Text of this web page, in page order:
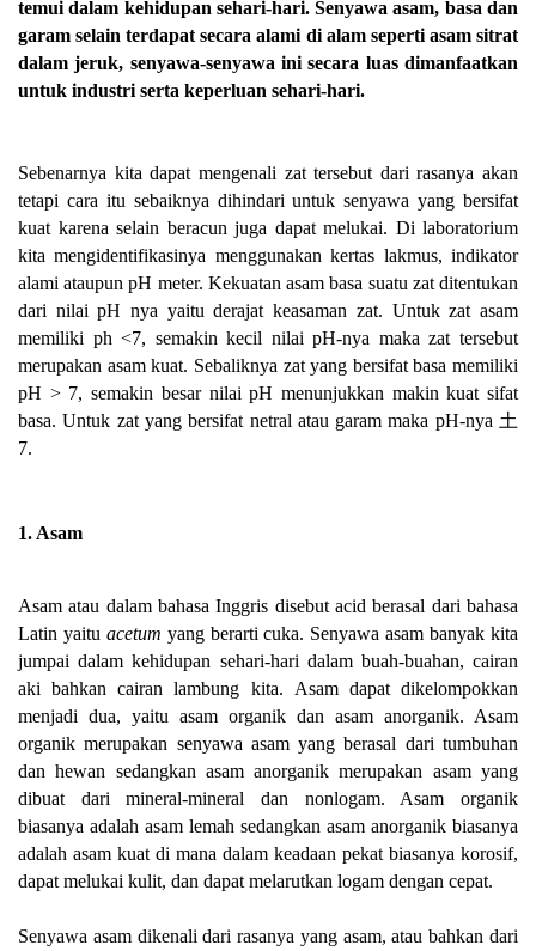
temui dalam kehidupan sehari-hari.Senyawa asam, basa dan
garam selain terdapat secara alami di alam seperti asam sitrat
dalam jeruk, senyawa-senyawa ini secara luas dimanfaatkan
untuk industri serta keperluan sehari-hari.
Sebenarnya kita dapat mengenali zat tersebut dari rasanya akan
tetapi cara itu sebaiknya dihindari untuk senyawa yang bersifat
kuat karena selain beracun juga dapat melukai. Di laboratorium
kita mengidentifikasinya menggunakan kertas lakmus, indikator
alami ataupun pH meter. Kekuatan asam basa suatu zat ditentukan
dari nilai pH nya yaitu derajat keasaman zat. Untuk zat asam
memiliki ph <7, semakin kecil nilai pH-nya maka zat tersebut
merupakan asam kuat. Sebaliknya zat yang bersifat basa memiliki
pH > 7, semakin besar nilai pH menunjukkan makin kuat sifat
basa. Untuk zat yang bersifat netral atau garam maka pH-nya 土
7.
1. Asam
Asam atau dalam bahasa Inggris disebut acid berasal dari bahasa
Latin yaitu acetum yang berarti cuka. Senyawa asam banyak kita
jumpai dalam kehidupan sehari-hari dalam buah-buahan, cairan
aki bahkan cairan lambung kita. Asam dapat dikelompokkan
menjadi dua, yaitu asam organik dan asam anorganik. Asam
organik merupakan senyawa asam yang berasal dari tumbuhan
dan hewan sedangkan asam anorganik merupakan asam yang
dibuat dari mineral-mineral dan nonlogam. Asam organik
biasanya adalah asam lemah sedangkan asam anorganik biasanya
adalah asam kuat di mana dalam keadaan pekat biasanya korosif,
dapat melukai kulit, dan dapat melarutkan logam dengan cepat.
Senyawa asam dikenali dari rasanya yang asam, atau bahkan dari